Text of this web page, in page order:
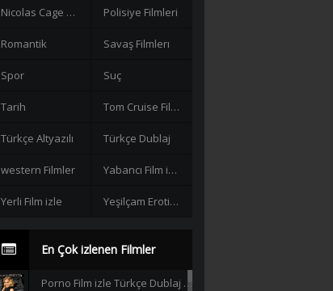
Nicolas Cage Filmleri Polisiye Filmleri
Romantik Savaş Filmlerı
Spor Suç
Tarih Tom Cruise Filmleri izle
Türkçe Altyazılı Türkçe Dublaj
western Filmler Yabancı Film izle
Yerli Film izle Yeşilçam Erotik +18
En Çok izlenen Filmler
Porno Film izle Türkçe Dublaj +18 |HD|